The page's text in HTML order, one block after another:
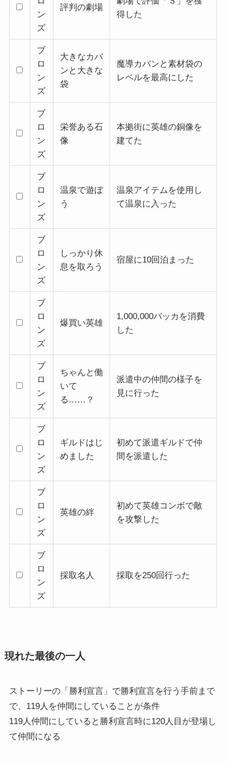
ン
ズ
評判の劇場
得した
ブ
ロ
ン
ズ
大きなカバ
ンと大きな
袋
魔導カバンと素材袋の
レベルを最高にした
ブ
ロ
ン
ズ
栄誉ある石
像
本拠街に英雄の銅像を
建てた
ブ
ロ
ン
ズ
温泉で遊ぼ
う
温泉アイテムを使用し
て温泉に入った
ブ
ロ
ン
ズ
しっかり休
息を取ろう
宿屋に10回泊まった
ブ
ロ
ン
ズ
爆買い英雄
1,000,000バッカを消費
した
ブ
ロ
ン
ズ
ちゃんと働
いて
る……？
派遣中の仲間の様子を
見に行った
ブ
ロ
ン
ズ
ギルドはじ
めました
初めて派遣ギルドで仲
間を派遣した
ブ
ロ
ン
ズ
英雄の絆
初めて英雄コンボで敵
を攻撃した
ブ
ロ
ン
ズ
採取名人 採取を250回行った
現れた最後の一人
ストーリーの「勝利宣言」で勝利宣言を行う手前まで
で、119人を仲間にしていることが条件
119人仲間にしていると勝利宣言時に120人目が登場し
て仲間になる